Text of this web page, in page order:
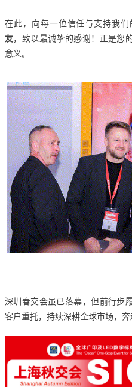
在此，向每一位信任与支持我们
友，致以最诚挚的感谢！正是您
意义。
深圳春交会虽已落幕，但前行步
客户重托，持续深耕全球市场，奔